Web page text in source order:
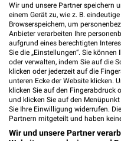
Wir und unsere Partner speichern
einem Gerät zu, wie z. B.
Browserspeichern, um
Anbieter verarbeiten Ihre
aufgrund eines berechtigten
Sie die „Einstellungen“. Sie
oder verwalten, indem Sie auf die
klicken oder jederzeit auf die
unteren Ecke der Website klicken.
klicken Sie auf den Fingerabdruck
und klicken Sie auf den Menüpunkt
Sie Ihre Einwilligung widerrufen.
Partnern mitgeteilt und haben
Wir und unsere Partner